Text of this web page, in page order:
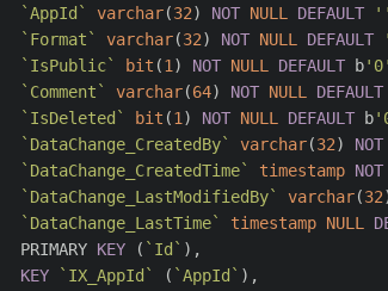
`AppId`
varchar(32) NOT NULL DEFAULT ''
`Format`
varchar(32) NOT NULL DEFAULT
`IsPublic`
bit (1 ) NOT NULL DEFAULT b'0'
`Comment`
varchar(64) NOT NULL DEFAULT
`IsDeleted`
bit (1 ) NOT NULL DEFAULT b
`DataChange_CreatedBy`
varchar(32) NOT
`DataChange_CreatedTime`
timestamp NOT
`DataChange_LastModifiedBy`
varchar(32
`DataChange_LastTime`
timestamp NULL
  PRIMARY
KEY ( `Id` ),
KEY
`IX_AppId` ( `AppId` ),